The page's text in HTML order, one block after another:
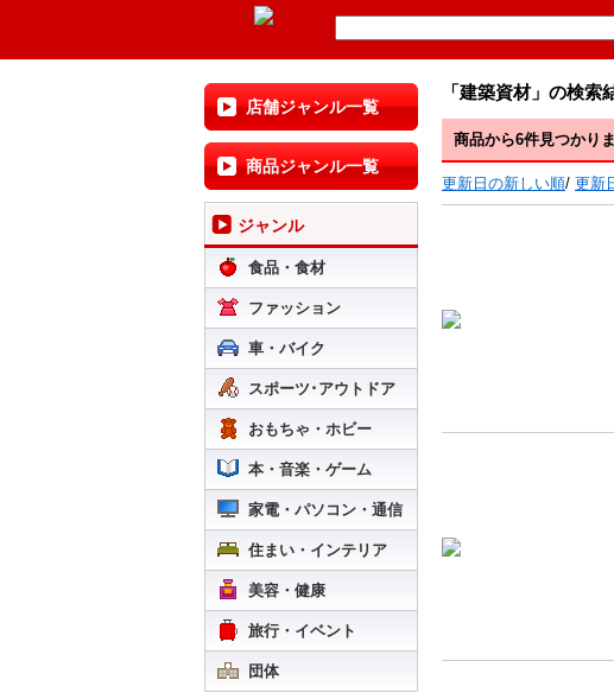
店舗ジャンル一覧
商品ジャンル一覧
ジャンル
食品・食材
ファッション
車・バイク
スポーツ･アウトドア
おもちゃ・ホビー
本・音楽・ゲーム
家電・パソコン・通信
住まい・インテリア
美容・健康
旅行・イベント
団体
「建築資材」の検索
商品から6件見つかり
更新日の新しい順/ 更新